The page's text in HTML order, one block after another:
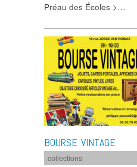
Préau des Écoles >…
BOURSE VINTAGE
collections